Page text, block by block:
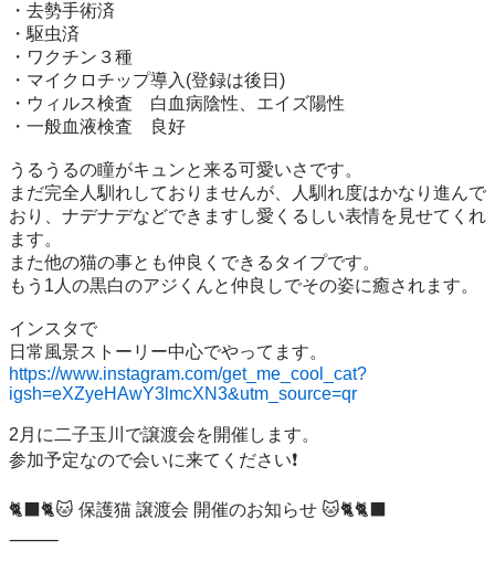
・去勢手術済
・駆虫済
・ワクチン３種
・マイクロチップ導入(登録は後日)
・ウィルス検査　白血病陰性、エイズ陽性
・一般血液検査　良好
うるうるの瞳がキュンと来る可愛いさです。
まだ完全人馴れしておりませんが、人馴れ度はかなり進んで
おり、ナデナデなどできますし愛くるしい表情を見せてくれ
ます。
また他の猫の事とも仲良くできるタイプです。
もう1人の黒白のアジくんと仲良しでその姿に癒されます。
インスタで
https://www.instagram.com/get_me_cool_cat?
igsh=eXZyeHAwY3lmcXN3&utm_source=qr
2月に二子玉川で譲渡会を開催します。
参加予定なので会いに来てください❗️
🐈‍⬛🐈🐱 保護猫 譲渡会 開催のお知らせ 🐱🐈🐈‍⬛
⸻